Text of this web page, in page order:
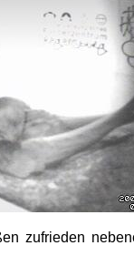
zufrieden